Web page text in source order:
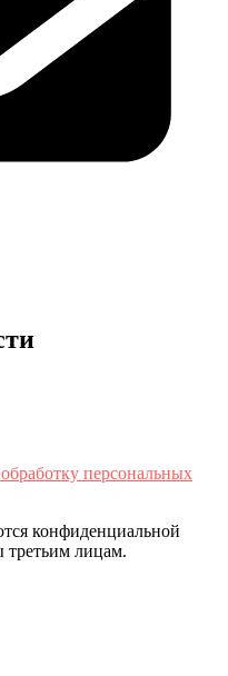
персональных
конфиденциальной
третьим лицам.